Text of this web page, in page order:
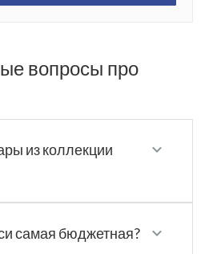
вопросы про
из коллекции
самая бюджетная?